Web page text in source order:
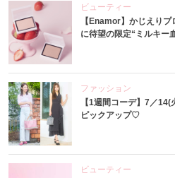
ビューティー
【Enamor】かじえり
に待望の限定“ミルキー
ファッション
【1週間コーデ】7／
ピックアップ♡
ビューティー